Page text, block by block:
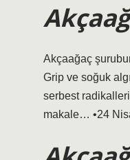
Akçaağaç
Grip ve soğuk
serbest
makale… •24